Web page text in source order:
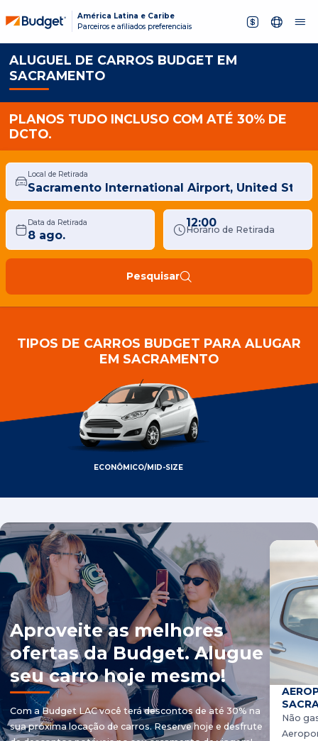
América Latina e Caribe
Parceiros e afiliados preferenciais
ALUGUEL DE CARROS BUDGET EM
SACRAMENTO
PLANOS TUDO INCLUSO COM ATÉ 30% DE
DCTO.
Local de Retirada
Data da Retirada
Horário de Retirada
12:00
Pesquisar
TIPOS DE CARROS BUDGET PARA ALUGAR
EM SACRAMENTO
ECONÔMICO/MID-SIZE
Aproveite as melhores
ofertas da Budget. Alugue
seu carro hoje mesmo!
Com a Budget LAC você terá descontos de até 30% na
sua próxima locação de carros. Reserve hoje e desfrute
Não